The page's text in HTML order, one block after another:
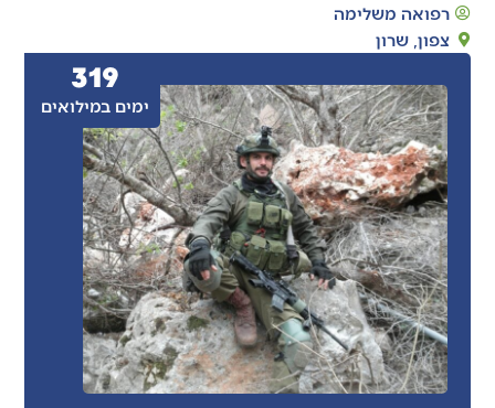
רפואה משלימה
צפון ,שרון
ימים במילואים
319